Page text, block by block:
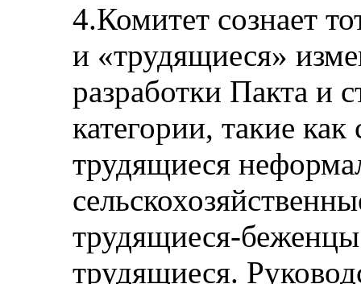
4.Комитет сознает
и «трудящиеся»
разработки Пакта и
категории, такие
трудящиеся
трудящиеся-
трудящиеся.